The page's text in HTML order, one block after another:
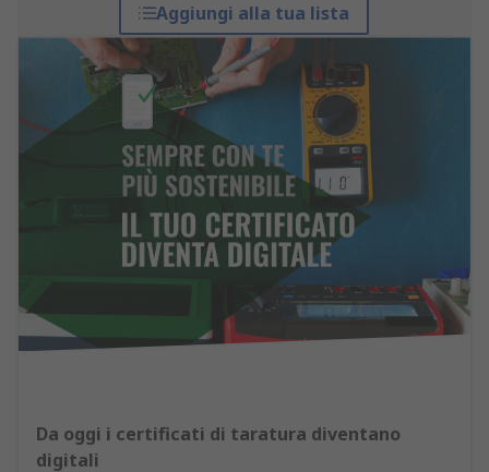
Aggiungi alla tua lista
Da oggi i certificati di taratura diventano
digitali